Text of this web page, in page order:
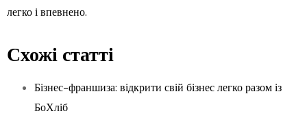
легко і впевнено.
Схожі статті
Бізнес-франшиза: відкрити свій бізнес легко разом із
БоХліб